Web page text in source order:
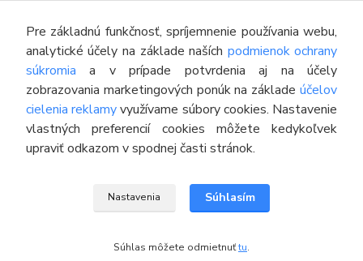
KONTAKT
Technický poradca
0948 609 608
(Po-Pia, 8:00-16:30)
info@pneumatikyaprotektory.sk
© 2016 M-PROTEKTOR s.r.o.
Pre základnú funkčnosť, spríjemnenie používania webu,
analytické účely na základe naších podmienok ochrany
súkromia a v prípade potvrdenia aj na účely
zobrazovania marketingových ponúk na základeúčelov
cielenia reklamyvyužívame súbory cookies. Nastavenie
vlastných preferencií cookies môžete kedykoľvek
upraviť odkazom v spodnej časti stránok.
Nastavenia Súhlasím
Súhlas môžete odmietnuťtu.